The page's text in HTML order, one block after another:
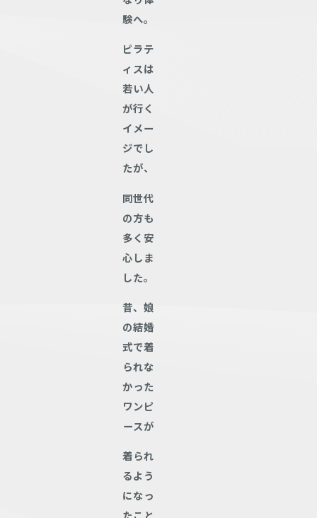
験へ。
ピラテ
ィスは
若い人
が行く
イメー
ジでし
たが、
同世代
の方も
多く安
心しま
した。
昔、娘
の結婚
式で着
られな
かった
ワンピ
ースが
着られ
るよう
になっ